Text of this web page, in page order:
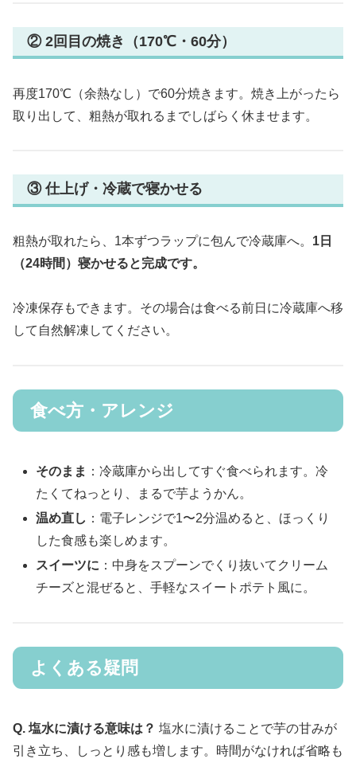
② 2回目の焼き（170℃・60分）
再度170℃（余熱なし）で60分焼きます。焼き上がったら
取り出して、粗熱が取れるまでしばらく休ませます。
③ 仕上げ・冷蔵で寝かせる
粗熱が取れたら、1本ずつラップに包んで冷蔵庫へ。 1日
（24時間）寝かせると完成です。
冷凍保存もできます。その場合は食べる前日に冷蔵庫へ移
して自然解凍してください。
食べ方・アレンジ
そのまま ：冷蔵庫から出してすぐ食べられます。冷
たくてねっとり、まるで芋ようかん。
温め直し ：電子レンジで1〜2分温めると、ほっくり
した食感も楽しめます。
スイーツに ：中身をスプーンでくり抜いてクリーム
チーズと混ぜると、手軽なスイートポテト風に。
よくある疑問
Q. 塩水に漬ける意味は？ 塩水に漬けることで芋の甘みが
引き立ち、しっとり感も増します。時間がなければ省略も